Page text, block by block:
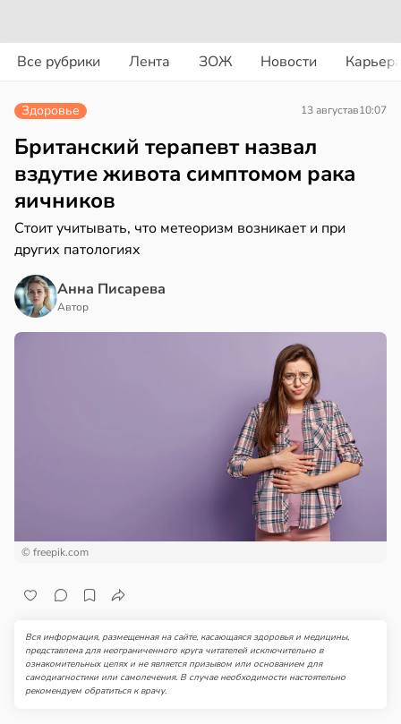
Все рубрики Лента ЗОЖ Новости
в13:55
Здоровье 13 августав10:07
Британский терапевт назвал
вздутие живота симптомом рака
яичников
Стоит учитывать, что метеоризм возникает и при
других патологиях
Анна Писарева
Автор
© freepik.com
Вся информация, размещенная на сайте, касающаяся здоровья и медицины,
представлена для неограниченного круга читателей исключительно в
ознакомительных целях и не является призывом или основанием для
самодиагностики или самолечения. В случае необходимости настоятельно
рекомендуем обратиться к врачу.